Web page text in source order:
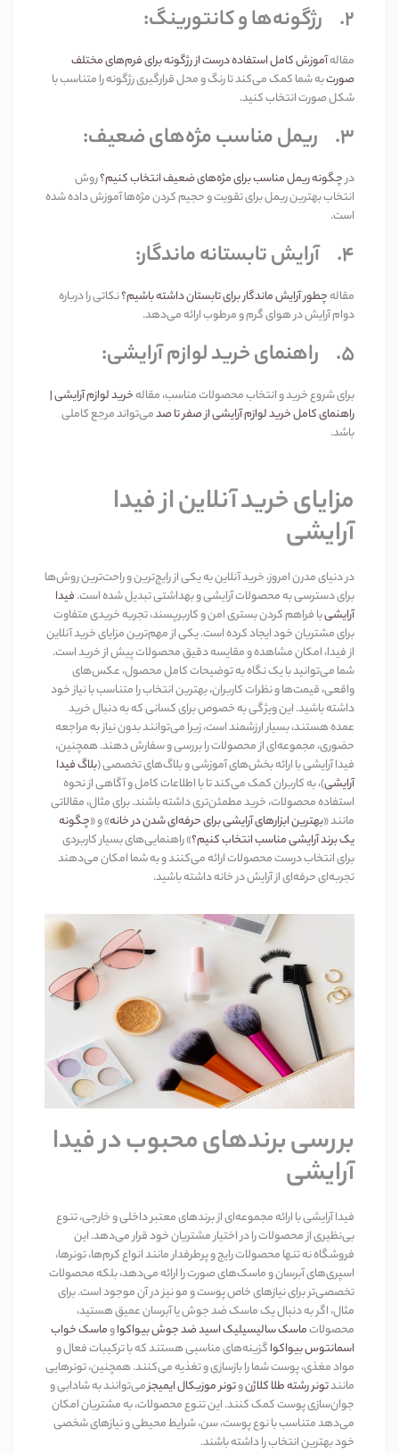
2. رژگونه‌ها و کانتورینگ:
مقالهآموزش کامل استفاده درست از رژگونه برای فرم‌های مختلف
صورتبه شما کمک می‌کند تا رنگ و محل قرارگیری رژگونه را متناسب با
شکل صورت انتخاب کنید.
3. ریمل مناسب مژه‌های ضعیف:
درچگونه ریمل مناسب برای مژه‌های ضعیف انتخاب کنیم؟روش
انتخاب بهترین ریمل برای تقویت و حجیم کردن مژه‌ها آموزش داده شده
است.
4. آرایش تابستانه ماندگار:
مقالهچطور آرایش ماندگار برای تابستان داشته باشیم؟نکاتی را درباره
دوام آرایش در هوای گرم و مرطوب ارائه می‌دهد.
5. راهنمای خرید لوازم آرایشی:
برای شروع خرید و انتخاب محصولات مناسب، مقالهخرید لوازم آرایشی |
راهنمای کامل خرید لوازم آرایشی از صفر تا صدمی‌تواند مرجع کاملی
باشد.
مزایای خرید آنلاین از فیدا
آرایشی
در دنیای مدرن امروز، خرید آنلاین به یکی از رایج‌ترین و راحت‌ترین روش‌ها
برای دسترسی به محصولات آرایشی و بهداشتی تبدیل شده است.فیدا
آرایشیبا فراهم کردن بستری امن و کاربرپسند، تجربه خریدی متفاوت
برای مشتریان خود ایجاد کرده است. یکی از مهم‌ترین مزایای خرید آنلاین
از فیدا، امکان مشاهده و مقایسه دقیق محصولات پیش از خرید است.
شما می‌توانید با یک نگاه به توضیحات کامل محصول، عکس‌های
واقعی، قیمت‌ها و نظرات کاربران، بهترین انتخاب را متناسب با نیاز خود
داشته باشید. این ویژگی به خصوص برای کسانی که به دنبال خرید
عمده هستند، بسیار ارزشمند است، زیرا می‌توانند بدون نیاز به مراجعه
حضوری، مجموعه‌ای از محصولات را بررسی و سفارش دهند. همچنین،
فیدا آرایشی با ارائه بخش‌های آموزشی و بلاگ‌های تخصصی(بلاگ فیدا
آرایشی)، به کاربران کمک می‌کند تا با اطلاعات کامل و آگاهی از نحوه
استفاده محصولات، خرید مطمئن‌تری داشته باشند. برای مثال، مقالاتی
مانند«بهترین ابزارهای آرایشی برای حرفه‌ای شدن در خانه»و«چگونه
یک برند آرایشی مناسب انتخاب کنیم؟»راهنمایی‌های بسیار کاربردی
برای انتخاب درست محصولات ارائه می‌کنند و به شما امکان می‌دهند
تجربه‌ای حرفه‌ای از آرایش در خانه داشته باشید.
بررسی برندهای محبوب در فیدا
آرایشی
فیدا آرایشی با ارائه مجموعه‌ای از برندهای معتبر داخلی و خارجی، تنوع
بی‌نظیری از محصولات را در اختیار مشتریان خود قرار می‌دهد. این
فروشگاه نه تنها محصولات رایج و پرطرفدار مانند انواع کرم‌ها، تونرها،
اسپری‌های آبرسان و ماسک‌های صورت را ارائه می‌دهد، بلکه محصولات
تخصصی‌تر برای نیازهای خاص پوست و مو نیز در آن موجود است. برای
مثال، اگر به دنبال یک ماسک ضد جوش یا آبرسان عمیق هستید،
محصولاتماسک سالیسیلیک اسید ضد جوش بیواکواوماسک خواب
اسمانتوس بیواکواگزینه‌های مناسبی هستند که با ترکیبات فعال و
مواد مغذی، پوست شما را بازسازی و تغذیه می‌کنند. همچنین، تونرهایی
مانندتونر رشته طلا کلاژنوتونر موزیکال ایمیجزمی‌توانند به شادابی و
جوان‌سازی پوست کمک کنند. این تنوع محصولات، به مشتریان امکان
می‌دهد متناسب با نوع پوست، سن، شرایط محیطی و نیازهای شخصی
خود بهترین انتخاب را داشته باشند.